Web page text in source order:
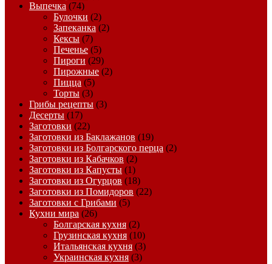
Выпечка (74)
Булочки (2)
Запеканка (2)
Кексы (7)
Печенье (5)
Пироги (29)
Пирожные (2)
Пицца (5)
Торты (3)
Грибы рецепты (3)
Десерты (17)
Заготовки (22)
Заготовки из Баклажанов (19)
Заготовки из Болгарского перца (2)
Заготовки из Кабачков (2)
Заготовки из Капусты (1)
Заготовки из Огурцов (18)
Заготовки из Помидоров (22)
Заготовки с Грибами (5)
Кухни мира (26)
Болгарская кухня (2)
Грузинская кухня (10)
Итальянская кухня (3)
Украинская кухня (3)